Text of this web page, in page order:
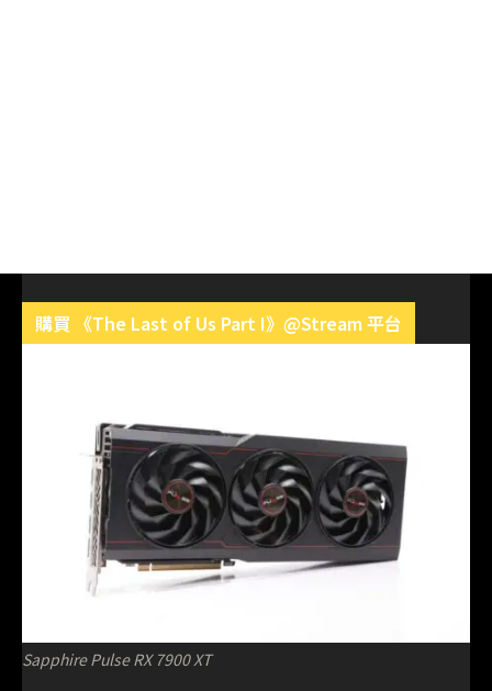
購買 《The Last of Us Part I》@Stream 平台
Sapphire Pulse RX 7900 XT